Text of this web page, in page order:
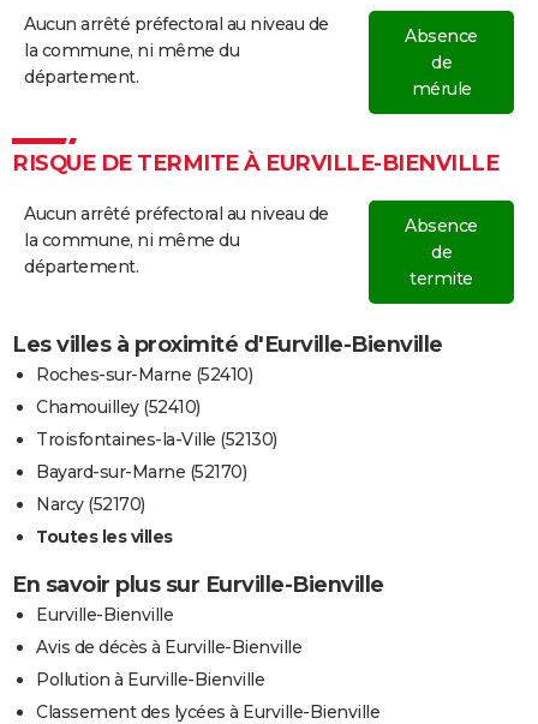
Aucun arrêté préfectoral au niveau de
la commune, ni même du
département.
Absence
de
mérule
RISQUE DE TERMITE À EURVILLE-BIENVILLE
Aucun arrêté préfectoral au niveau de
la commune, ni même du
département.
Absence
de
termite
Les villes à proximité d'Eurville-Bienville
Roches-sur-Marne (52410)
Chamouilley (52410)
Troisfontaines-la-Ville (52130)
Bayard-sur-Marne (52170)
Narcy (52170)
Toutes les villes
En savoir plus sur Eurville-Bienville
Eurville-Bienville
Avis de décès à Eurville-Bienville
Pollution à Eurville-Bienville
Classement des lycées à Eurville-Bienville